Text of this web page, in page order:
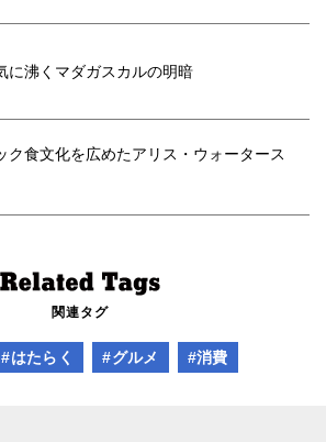
に沸くマダガスカルの明暗
ク食文化を広めたアリス・ウォータース
関連タグ
#はたらく #グルメ #消費